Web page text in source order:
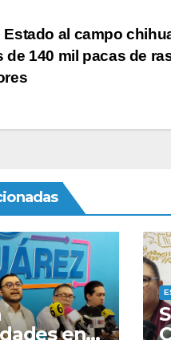
Estado al campo
de 140 mil pacas de
en